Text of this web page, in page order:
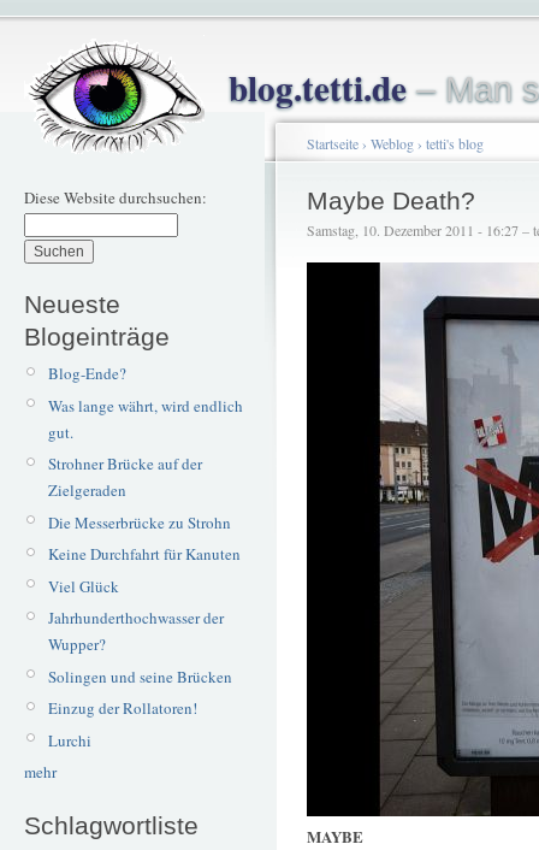
blog.tetti.de– Man
Diese Website durchsuchen:
Neueste
Blogeinträge
Blog-Ende?
Was lange währt, wird endlich
gut.
Strohner Brücke auf der
Zielgeraden
Die Messerbrücke zu Strohn
Keine Durchfahrt für Kanuten
Viel Glück
Jahrhunderthochwasser der
Wupper?
Solingen und seine Brücken
Einzug der Rollatoren!
Lurchi
mehr
Schlagwortliste
Startseite› Weblog› tetti's blog
Maybe Death?
Samstag, 10. Dezember 2011 - 16:27 –
MAYBE